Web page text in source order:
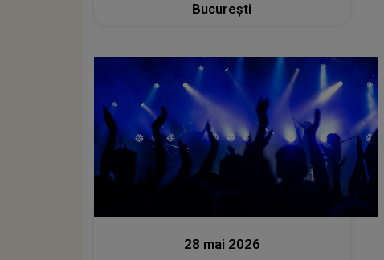
București
Divertisment
28 mai 2026